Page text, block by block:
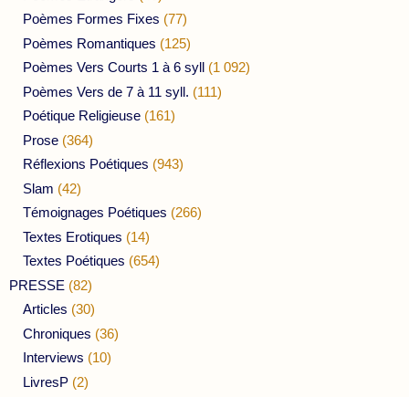
Poèmes Formes Fixes (77)
Poèmes Romantiques (125)
Poèmes Vers Courts 1 à 6 syll (1 092)
Poèmes Vers de 7 à 11 syll. (111)
Poétique Religieuse (161)
Prose (364)
Réflexions Poétiques (943)
Slam (42)
Témoignages Poétiques (266)
Textes Erotiques (14)
Textes Poétiques (654)
PRESSE (82)
Articles (30)
Chroniques (36)
Interviews (10)
LivresP (2)